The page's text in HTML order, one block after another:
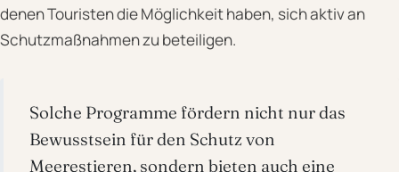
denen Touristen die Möglichkeit haben, sich aktiv an
Schutzmaßnahmen zu beteiligen.
Solche Programme fördern nicht nur das
Bewusstsein für den Schutz von
Meerestieren, sondern bieten auch eine